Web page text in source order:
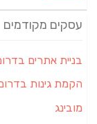
עסקים מקודמים
בניית אתרים
הקמת גינות
מובינג